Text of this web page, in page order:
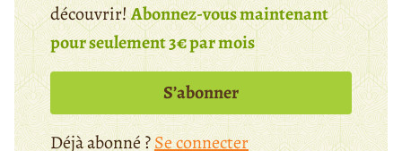
découvrir!Abonnez-vous maintenant
pour seulement 3€ par mois
S’abonner
Déjà abonné ?Se connecter